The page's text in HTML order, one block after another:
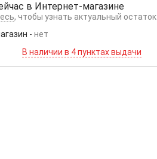
в Интернет-магазине
, чтобы узнать актуальный остаток
- нет
В наличии в 4 пунктах выдачи